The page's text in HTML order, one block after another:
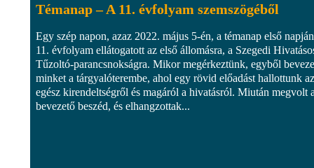
Témanap – A 11. évfolyam szemszögéből
Egy szép napon, azaz 2022. május 5-én, a témanap első
11. évfolyam ellátogatott az első állomásra, a Szegedi
Tűzoltó-parancsnokságra. Mikor megérkeztünk, egyből
minket a tárgyalóterembe, ahol egy rövid előadást hallottunk az
egész kirendeltségről és magáról a hivatásról. Miután megvolt
bevezető beszéd, és elhangzottak...